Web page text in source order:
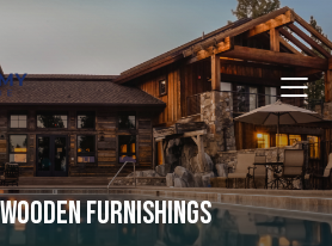
FURNISHINGS